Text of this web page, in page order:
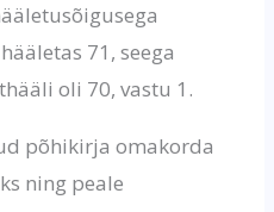
71, seega
oli 70, vastu 1.
põhikirja omakorda
ning peale